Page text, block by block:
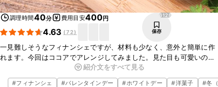
調理時間40分 費用目安400円
4.63 (72)
6128
保存
一見難しそうなフィナンシェですが、材料も少なく、意外と簡単に作
れます。今回はココアでアレンジしてみました。見た目も可愛いので
プレゼントにするにもぴったりですよ。本日のおやつに是非作ってみ
てくださいね。
紹介文をすべて見る
#フィナンシェ #バレンタインデー #ホワイトデー #洋菓子 #冬